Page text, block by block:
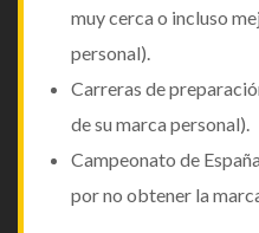
muy cerca o incluso
personal).
Carreras de
de su marca personal).
Campeonato de
por no obtener la